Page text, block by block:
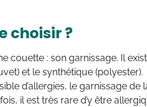
choisir ?
couette : son garnissage. Il
et le synthétique (polyester).
d’allergies, le garnissage de
il est très rare d’y être